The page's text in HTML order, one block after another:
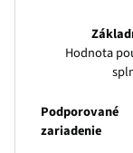
Hodnota
Podporované
zariadenie